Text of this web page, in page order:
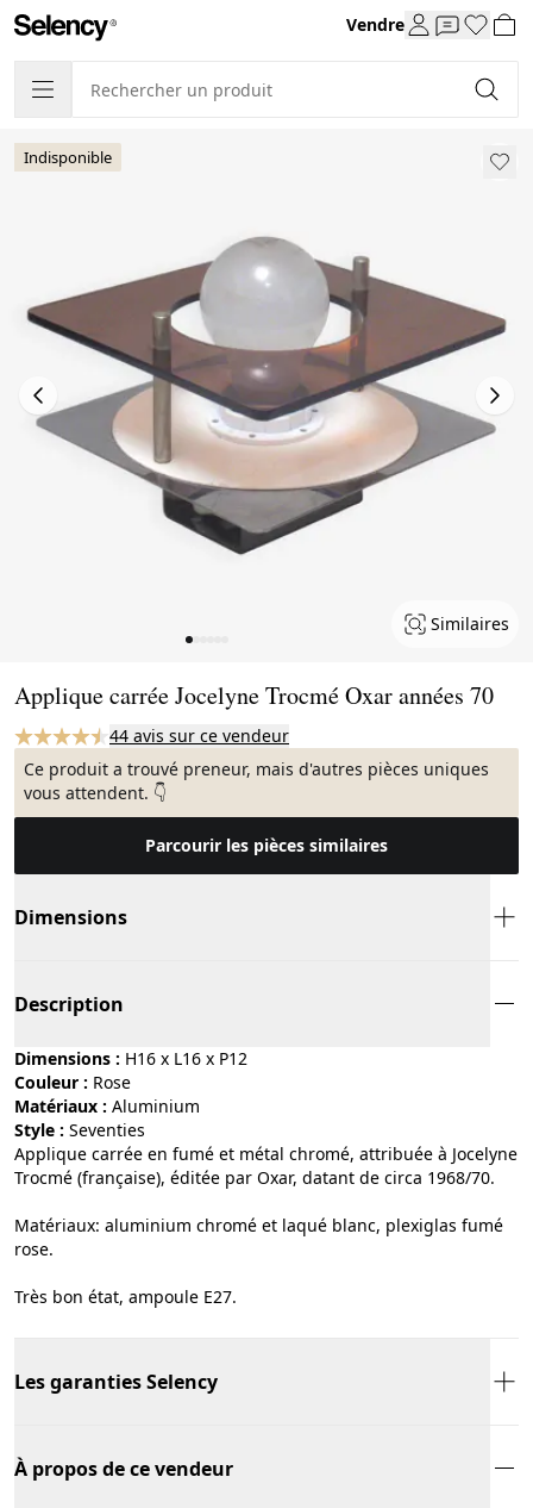
Vendre
Indisponible
Similaires
Applique carrée Jocelyne Trocmé Oxar années 70
44 avis sur ce vendeur
Ce produit a trouvé preneur, mais d'autres pièces uniques
vous attendent. 👇
Parcourir les pièces similaires
Dimensions
Description
Dimensions : H16 x L16 x P12
Couleur :
rose
Matériaux :
aluminium
Style :
seventies
Applique carrée en fumé et métal chromé, attribuée à Jocelyne
Trocmé (française), éditée par Oxar, datant de circa 1968/70.
Matériaux: aluminium chromé et laqué blanc, plexiglas fumé
rose.
Très bon état, ampoule E27.
Les garanties Selency
À propos de ce vendeur